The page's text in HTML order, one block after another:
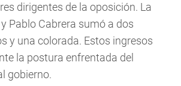
dirigentes de la oposición. La
Pablo Cabrera sumó a dos
y una colorada. Estos ingresos
la postura enfrentada del
gobierno.